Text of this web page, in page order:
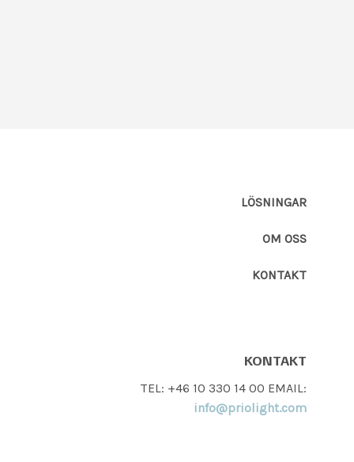
LÖSNINGAR
OM OSS
KONTAKT
KONTAKT
TEL: +46 10 330 14 00 EMAIL:
info@priolight.com